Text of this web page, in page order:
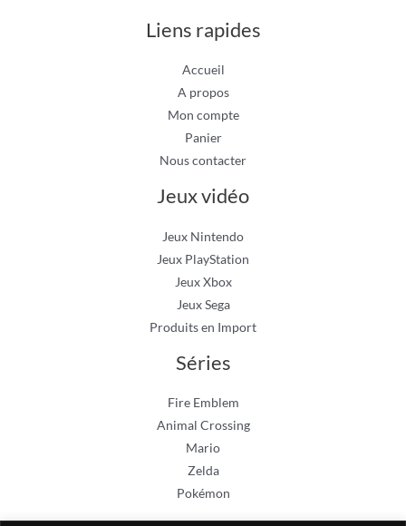
Liens rapides
Accueil
A propos
Mon compte
Panier
Nous contacter
Jeux vidéo
Jeux Nintendo
Jeux PlayStation
Jeux Xbox
Jeux Sega
Produits en Import
Séries
Fire Emblem
Animal Crossing
Mario
Zelda
Pokémon